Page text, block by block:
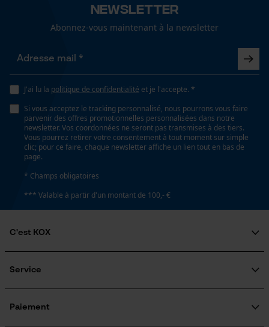
Newsletter
Abonnez-vous maintenant à la newsletter
J'ai lu la politique de confidentialité et je l'accepte. *
Si vous acceptez le tracking personnalisé, nous pourrons vous faire
parvenir des offres promotionnelles personnalisées dans notre
newsletter. Vos coordonnées ne seront pas transmises à des tiers.
Vous pourrez retirer votre consentement à tout moment sur simple
clic; pour ce faire, chaque newsletter affiche un lien tout en bas de
page.
* Champs obligatoires
*** Valable à partir d'un montant de 100,- €
C'est KOX
Engagement social
Inscription à la newsletter
Service
KOX Catalogue
Paiement
Panier sauvegardé
Prise de contact par chat
Event Tracking